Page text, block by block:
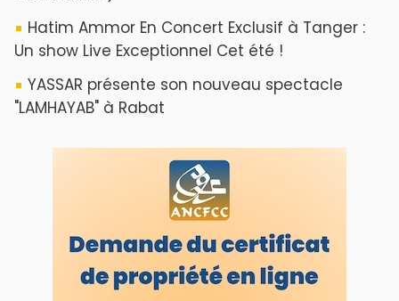
Hatim Ammor En Concert Exclusif à Tanger :
Un show Live Exceptionnel Cet été !
YASSAR présente son nouveau spectacle
"LAMHAYAB" à Rabat